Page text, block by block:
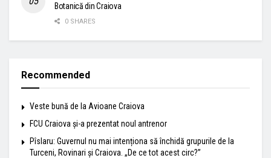
Botanică din Craiova
0 SHARES
Recommended
Veste bună de la Avioane Craiova
FCU Craiova și-a prezentat noul antrenor
Pîslaru: Guvernul nu mai intenționa să închidă grupurile de la
Turceni, Rovinari și Craiova. „De ce tot acest circ?”